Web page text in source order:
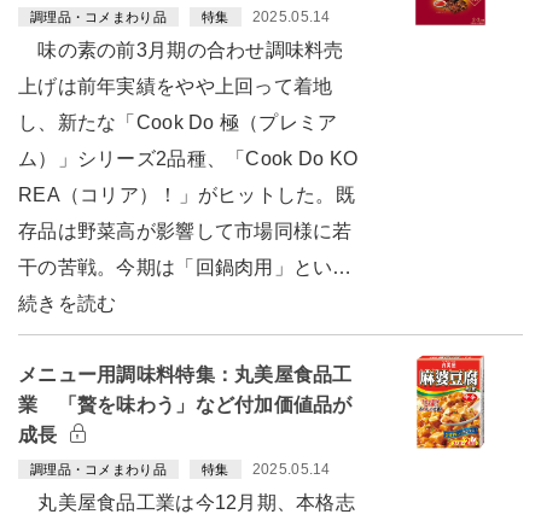
調理品・コメまわり品 特集 2025.05.14
味の素の前3月期の合わせ調味料売
上げは前年実績をやや上回って着地
し、新たな「Cook Do 極（プレミア
ム）」シリーズ2品種、「Cook Do KO
REA（コリア）！」がヒットした。既
存品は野菜高が影響して市場同様に若
干の苦戦。今期は「回鍋肉用」とい…
続きを読む
メニュー用調味料特集：丸美屋食品工
業 「贅を味わう」など付加価値品が
成長
調理品・コメまわり品 特集 2025.05.14
丸美屋食品工業は今12月期、本格志